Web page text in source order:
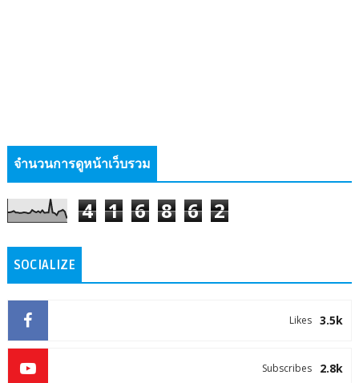
จำนวนการดูหน้าเว็บรวม
4 1 6 8 6 2
SOCIALIZE
3.5k
Likes
2.8k
Subscribes